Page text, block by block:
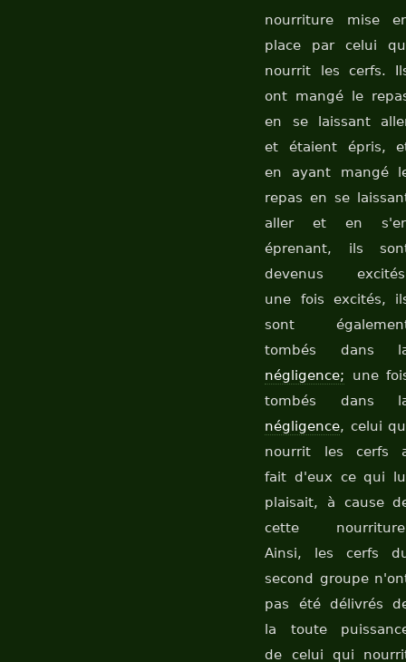
nourriture mise
place par celui
nourrit les cerfs.
ont mangé le
en se laissant
et étaient épris,
en ayant mangé
repas en se
aller et en
éprenant, ils
devenus
une fois excités,
sont
tombés dans
négligence; une
tombés dans
négligence, celui
nourrit les cerfs
fait d'eux ce qui
plaisait, à cause
cette
Ainsi, les cerfs
second groupe
pas été délivrés
la toute
de celui qui